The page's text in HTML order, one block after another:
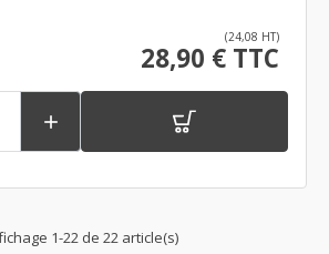
(24,08 HT)
28,90 € TTC

1-22 de 22 article(s)